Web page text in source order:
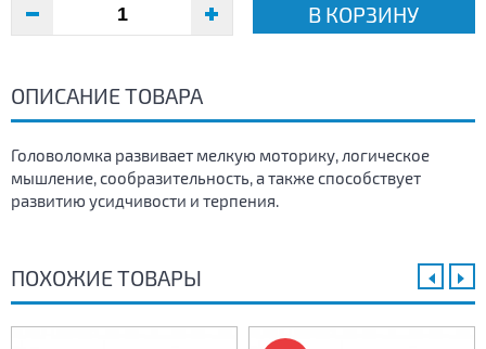
В КОРЗИНУ
ОПИСАНИЕ ТОВАРА
Головоломка развивает мелкую моторику, логическое
мышление, сообразительность, а также способствует
развитию усидчивости и терпения.
ПОХОЖИЕ ТОВАРЫ